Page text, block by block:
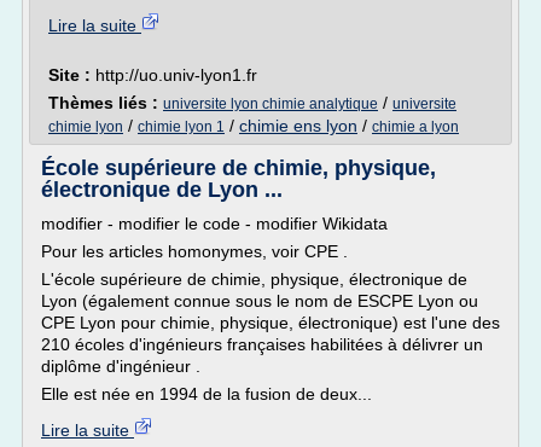
Lire la suite
Site : http://uo.univ-lyon1.fr
Thèmes liés : universite lyon chimie analytique / universite
chimie lyon / chimie lyon 1 / chimie ens lyon / chimie a lyon
École supérieure de chimie, physique,
électronique de Lyon ...
modifier - modifier le code - modifier Wikidata
Pour les articles homonymes, voir CPE .
L'école supérieure de chimie, physique, électronique de
Lyon (également connue sous le nom de ESCPE Lyon ou
CPE Lyon pour chimie, physique, électronique) est l'une des
210 écoles d'ingénieurs françaises habilitées à délivrer un
diplôme d'ingénieur .
Elle est née en 1994 de la fusion de deux...
Lire la suite